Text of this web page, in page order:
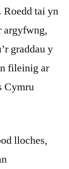
Roedd tai yn
argyfwng,
graddau y
fileinig ar
Cymru
lloches,